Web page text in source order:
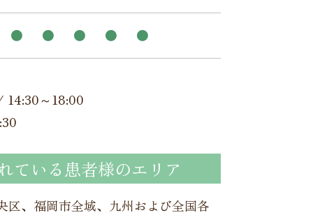
● ● ● ● ●
14:30～18:00
ている患者様のエリア
区、福岡市全域、九州および全国各